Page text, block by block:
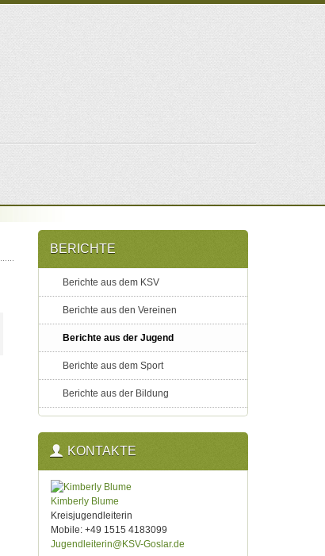
BERICHTE
Berichte aus dem KSV
Berichte aus den Vereinen
Berichte aus der Jugend
Berichte aus dem Sport
Berichte aus der Bildung
KONTAKTE
Kimberly Blume
Kreisjugendleiterin
Mobile: +49 1515 4183099
Jugendleiterin@KSV-Goslar.de